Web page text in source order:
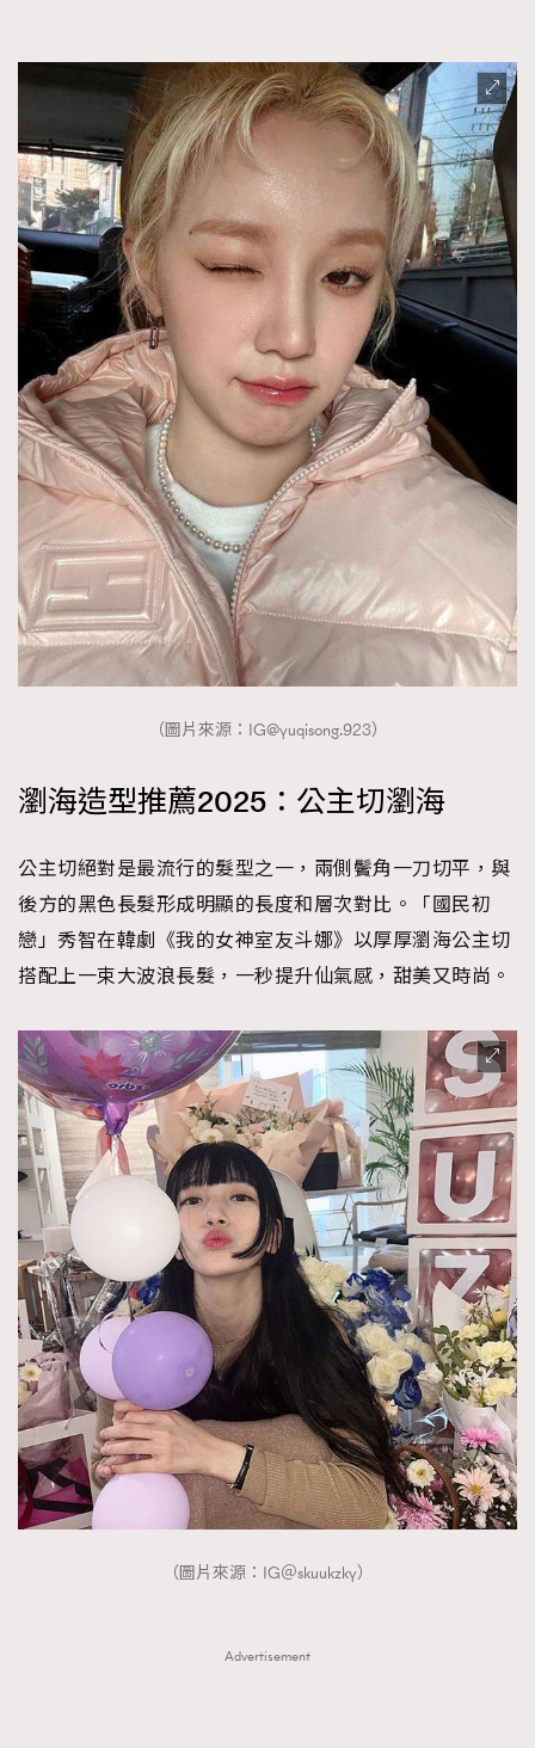
（圖片來源： IG@yuqisong.923）
瀏海造型推薦2025：公主切瀏海
公主切絕對是最流行的髮型之一，兩側鬢角一刀切平，與
後方的黑色長髮形成明顯的長度和層次對比。「國民初
戀」秀智在韓劇《我的女神室友斗娜》以厚厚瀏海公主切
搭配上一束大波浪長髮，一秒提升仙氣感，甜美又時尚。
（圖片來源：IG＠skuukzky）
Advertisement